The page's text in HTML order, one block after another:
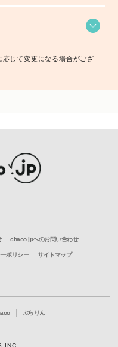
じて変更になる場合がござ
chaoo.jpへのお問い合わせ
ポリシー サイトマップ
ぶらりん
INC.